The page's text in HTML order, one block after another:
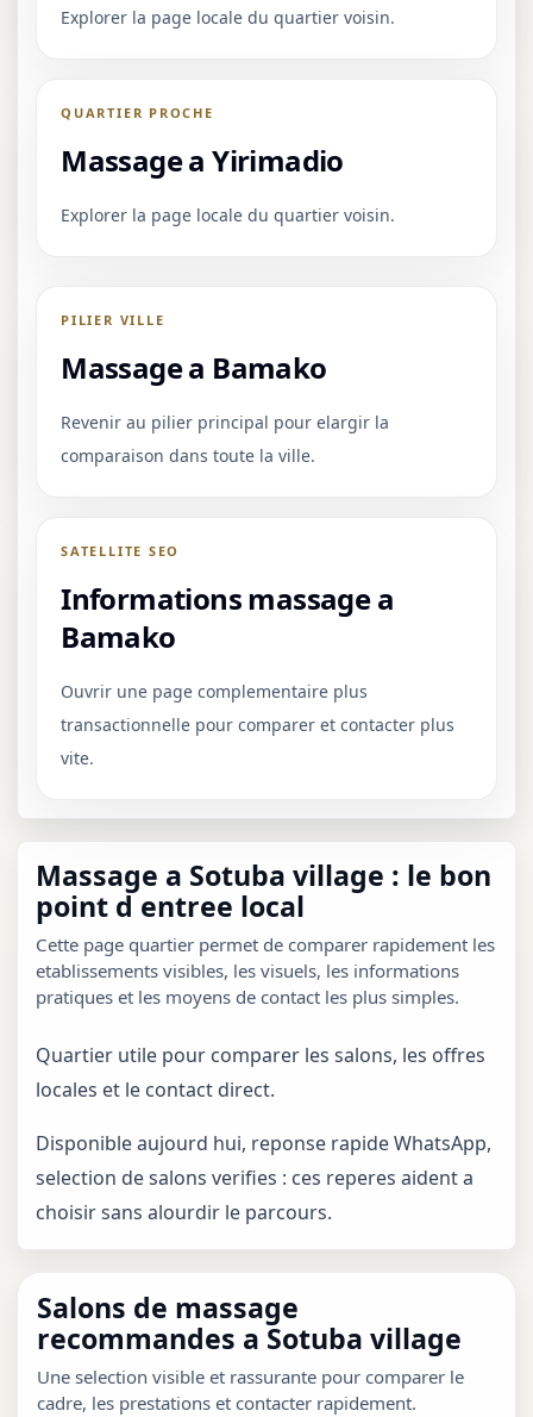
Explorer la page locale du quartier voisin.
QUARTIER PROCHE
Massage a Yirimadio
Explorer la page locale du quartier voisin.
PILIER VILLE
Massage a Bamako
Revenir au pilier principal pour elargir la
comparaison dans toute la ville.
SATELLITE SEO
Informations massage a
Bamako
Ouvrir une page complementaire plus
transactionnelle pour comparer et contacter plus
vite.
Massage a Sotuba village : le bon
point d entree local
Cette page quartier permet de comparer rapidement les
etablissements visibles, les visuels, les informations
pratiques et les moyens de contact les plus simples.
Quartier utile pour comparer les salons, les offres
locales et le contact direct.
Disponible aujourd hui, reponse rapide WhatsApp,
selection de salons verifies : ces reperes aident a
choisir sans alourdir le parcours.
Salons de massage
recommandes a Sotuba village
Une selection visible et rassurante pour comparer le
cadre, les prestations et contacter rapidement.